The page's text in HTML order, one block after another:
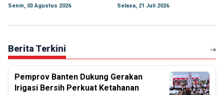
Senin, 03 Agustus 2026 Selasa, 21 Juli 2026
Berita Terkini
Pemprov Banten Dukung Gerakan
Irigasi Bersih Perkuat Ketahanan